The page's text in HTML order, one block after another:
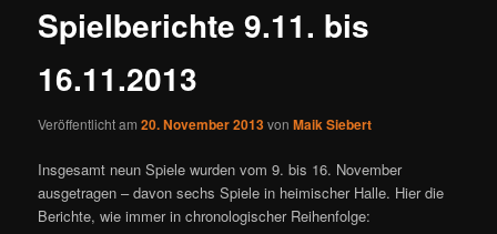
Spielberichte 9.11. bis
16.11.2013
Veröffentlicht am20. November 2013vonMaik Siebert
Insgesamt neun Spiele wurden vom 9. bis 16. November
ausgetragen – davon sechs Spiele in heimischer Halle. Hier die
Berichte, wie immer in chronologischer Reihenfolge: